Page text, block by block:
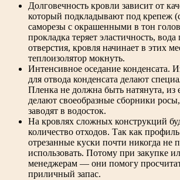
Долговечность кровли зависит от
который подкладывают под крепеж
саморезы с окрашенными в тон
прокладка теряет эластичность, вода
отверстия, кровля начинает в этих
теплоизолятор мокнуть.
Интенсивное оседание конденсата.
для отвода конденсата делают
Пленка не должна быть натянута, из
делают своеобразные сборники
заводят в водосток.
На кровлях сложных конструкций
количество отходов. Так как
отрезанные куски почти никогда не
использовать. Потому при закупке
менеджерам — они помогу
приличный запас.